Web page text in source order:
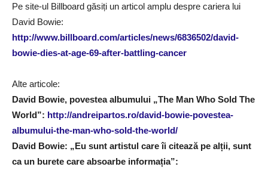
Pe site-ul Billboard găsiți un articol amplu despre cariera lui
David Bowie:
http://www.billboard.com/articles/news/6836502/david-
bowie-dies-at-age-69-after-battling-cancer
Alte articole:
David Bowie, povestea albumului „The Man Who Sold The
World”: http://andreipartos.ro/david-bowie-povestea-
albumului-the-man-who-sold-the-world/
David Bowie: „Eu sunt artistul care îi citează pe alții, sunt
ca un burete care absoarbe informația”: